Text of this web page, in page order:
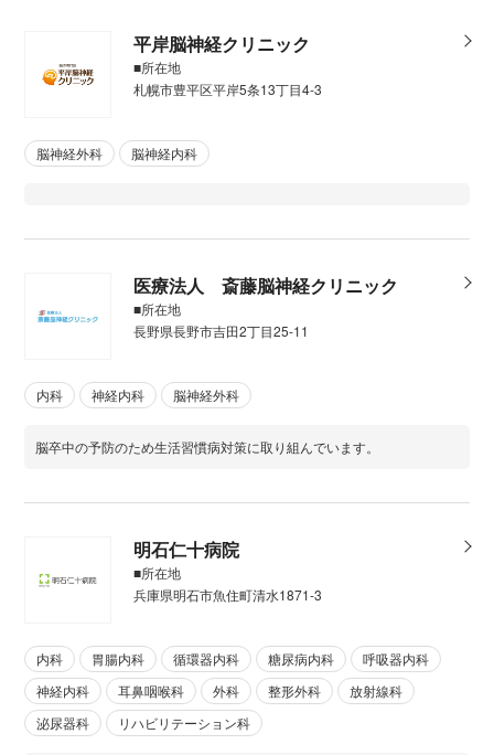
平岸脳神経クリニック
■所在地
札幌市豊平区平岸5条13丁目4-3
脳神経外科 脳神経内科
医療法人 斎藤脳神経クリニック
■所在地
長野県長野市吉田2丁目25-11
内科 神経内科 脳神経外科
脳卒中の予防のため生活習慣病対策に取り組んでいます。
明石仁十病院
■所在地
兵庫県明石市魚住町清水1871-3
内科 胃腸内科 循環器内科 糖尿病内科
呼吸器内科
神経内科
耳鼻咽喉科 外科 整形外科
放射線科
泌尿器科
リハビリテーション科